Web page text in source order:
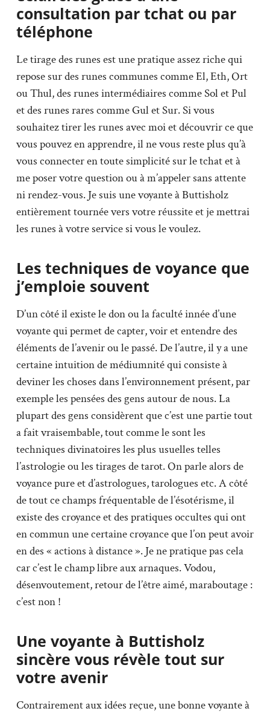
consultation par tchat ou par
téléphone
Le tirage des runes est une pratique assez riche qui
repose sur des runes communes comme El, Eth, Ort
ou Thul, des runes intermédiaires comme Sol et Pul
et des runes rares comme Gul et Sur. Si vous
souhaitez tirer les runes avec moi et découvrir ce que
vous pouvez en apprendre, il ne vous reste plus qu’à
vous connecter en toute simplicité sur le tchat et à
me poser votre question ou à m’appeler sans attente
ni rendez-vous. Je suis une voyante à Buttisholz
entièrement tournée vers votre réussite et je mettrai
les runes à votre service si vous le voulez.
Les techniques de voyance que
j’emploie souvent
D’un côté il existe le don ou la faculté innée d’une
voyante qui permet de capter, voir et entendre des
éléments de l’avenir ou le passé. De l’autre, il y a une
certaine intuition de médiumnité qui consiste à
deviner les choses dans l’environnement présent, par
exemple les pensées des gens autour de nous. La
plupart des gens considèrent que c’est une partie tout
a fait vraisembable, tout comme le sont les
techniques divinatoires les plus usuelles telles
l’astrologie ou les tirages de tarot. On parle alors de
voyance pure et d’astrologues, tarologues etc. A côté
de tout ce champs fréquentable de l’ésotérisme, il
existe des croyance et des pratiques occultes qui ont
en commun une certaine croyance que l’on peut avoir
en des « actions à distance ». Je ne pratique pas cela
car c’est le champ libre aux arnaques. Vodou,
désenvoutement, retour de l’être aimé, maraboutage :
c’est non !
Une voyante à Buttisholz
sincère vous révèle tout sur
votre avenir
Contrairement aux idées reçue, une bonne voyante à